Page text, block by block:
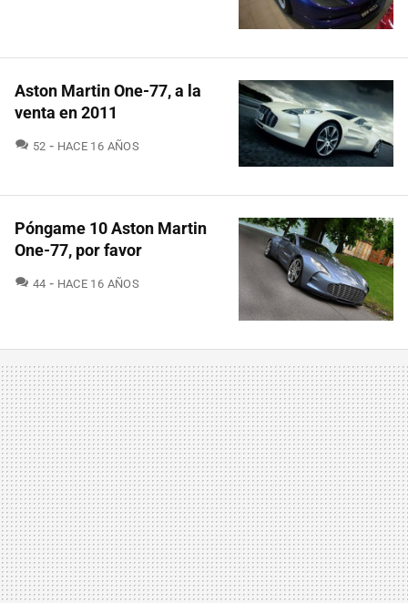
Aston Martin One-77, a la
venta en 2011
52 COMENTARIOS
HACE 16 AÑOS
Póngame 10 Aston Martin
One-77, por favor
44 COMENTARIOS
HACE 16 AÑOS